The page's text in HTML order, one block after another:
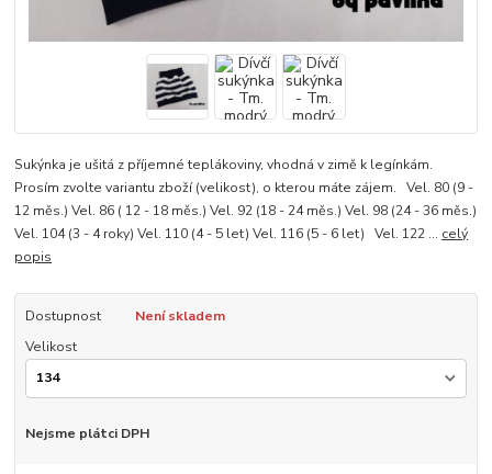
Sukýnka je ušitá z příjemné teplákoviny, vhodná v zimě k legínkám.
Prosím zvolte variantu zboží (velikost), o kterou máte zájem. Vel. 80 (9 -
12 měs.) Vel. 86 ( 12 - 18 měs.) Vel. 92 (18 - 24 měs.) Vel. 98 (24 - 36 měs.)
Vel. 104 (3 - 4 roky) Vel. 110 (4 - 5 let) Vel. 116 (5 - 6 let) Vel. 122 ... celý
popis
Dostupnost
Není skladem
Velikost
Nejsme plátci DPH